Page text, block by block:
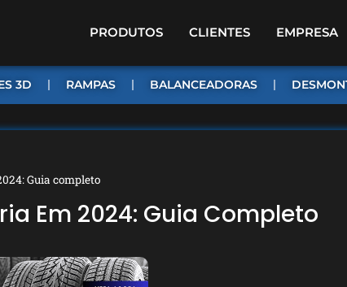
PRODUTOS CLIENTES EMPRESA
3D RAMPAS BALANCEADORAS
Guia completo
Em 2024: Guia Completo